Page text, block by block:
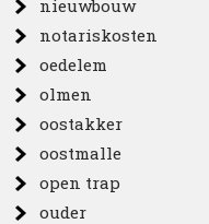
nieuwbouw
notariskosten
oedelem
olmen
oostakker
oostmalle
open trap
ouder